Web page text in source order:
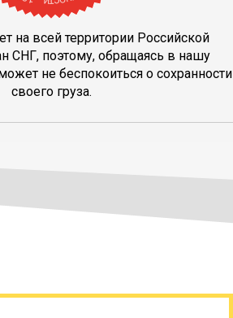
на всей территории Российской
СНГ, поэтому, обращаясь в нашу
не беспокоиться о сохранности
своего груза.